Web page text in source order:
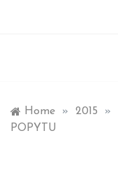
Home » 2015 »
POPYTU